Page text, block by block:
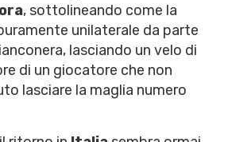
, sottolineando come la
unilaterale da parte
lasciando un velo di
di un giocatore che non
lasciare la maglia numero